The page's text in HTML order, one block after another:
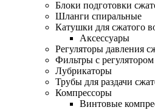
Блоки подготовки
Шланги спиральные
Катушки для сжатого
Аксессуары
Регуляторы давления
Фильтры с
Лубрикаторы
Трубы для раздачи
Компрессоры
Винтовые